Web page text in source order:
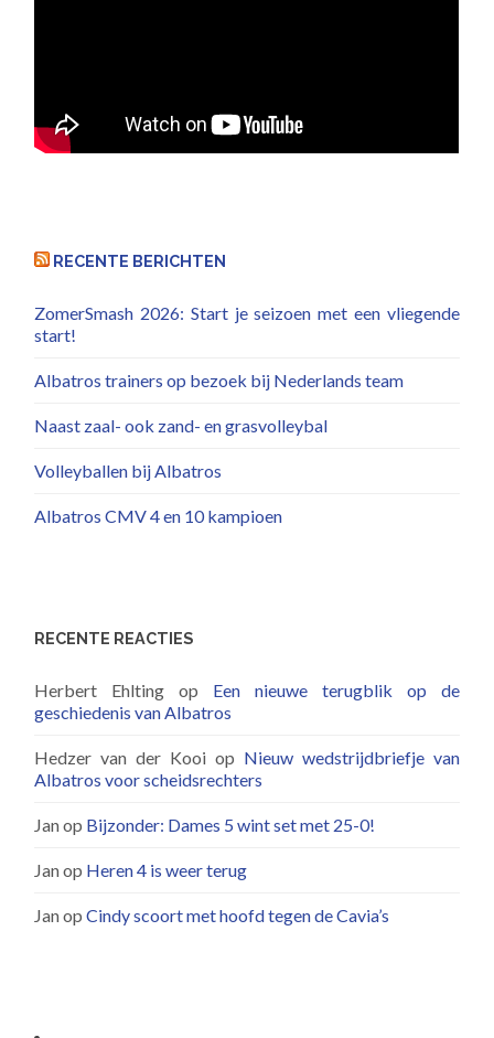
RECENTE BERICHTEN
ZomerSmash 2026: Start je seizoen met een vliegende
start!
Albatros trainers op bezoek bij Nederlands team
Naast zaal- ook zand- en grasvolleybal
Volleyballen bij Albatros
Albatros CMV 4 en 10 kampioen
RECENTE REACTIES
Herbert Ehlting op Een nieuwe terugblik op de
geschiedenis van Albatros
Hedzer van der Kooi op Nieuw wedstrijdbriefje van
Albatros voor scheidsrechters
Janop Bijzonder: Dames 5 wint set met 25-0!
Janop Heren 4 is weer terug
JanopCindy scoort met hoofd tegen de Cavia’s